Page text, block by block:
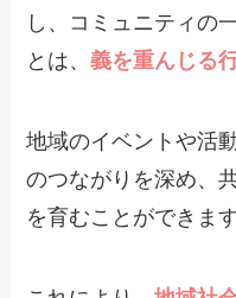
し、コミュニティの
とは、義を重んじる
地域のイベントや活
のつながりを深め、
を育むことができます